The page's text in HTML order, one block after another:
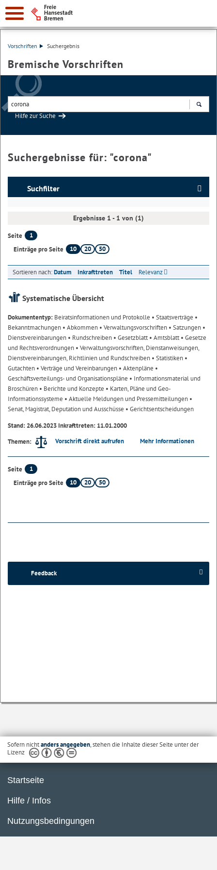
Vorschriften Suchergebnis
Bremische Vorschriften
Hilfe zur Suche
Suchergebnisse für: "corona"
Suchfilter
Ergebnisse 1 - 1 von (1)
Seite
1
Einträge pro Seite
10 20 50
Sortieren nach:Datum Inkrafttreten Titel Relevanz
Systematische Übersicht
Dokumententyp: Beiratsinformationen und Protokolle • Staatsverträge •
Bekanntmachungen • Abkommen • Verwaltungsvorschriften • Satzungen •
Dienstvereinbarungen • Rundschreiben • Gesetzblatt• Amtsblatt• Gesetze
und Rechtsverordnungen • Verwaltungsvorschriften, Dienstanweisungen,
Dienstvereinbarungen, Richtlinien und Rundschreiben • Statistiken •
Gutachten • Verträge und Vereinbarungen • Aktenpläne •
Geschäftsverteilungs- und Organisationspläne • Informationsmaterial und
Broschüren • Berichte und Konzepte • Karten, Pläne und Geo-
Informationssysteme • Aktuelle Meldungen und Pressemitteilungen •
Senat, Magistrat, Deputation und Ausschüsse • Gerichtsentscheidungen
Stand: 26.06.2023 Inkrafttreten: 11.01.2000
Themen:
Vorschrift direkt aufrufen Mehr Informationen
Seite
1
Einträge pro Seite
10 20 50
Feedback
Sofern nichtanders angegeben, stehen die Inhalte dieser Seite unter der
Lizenz
Startseite
Hilfe / Infos
Nutzungsbedingungen